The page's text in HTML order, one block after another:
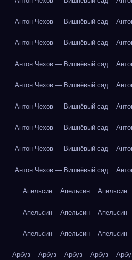
Антон Чехов — Вишнёвый сад
Антон Чехов — Вишнёвый сад
Антон Чехов — Вишнёвый сад
Антон Чехов — Вишнёвый сад
Антон Чехов — Вишнёвый сад
Антон Чехов — Вишнёвый сад
Антон Чехов — Вишнёвый сад
Антон Чехов — Вишнёвый сад
Апельсин Апельсин Апельсин
Апельсин Апельсин Апельсин
Апельсин Апельсин Апельсин
Арбуз Арбуз Арбуз Арбуз